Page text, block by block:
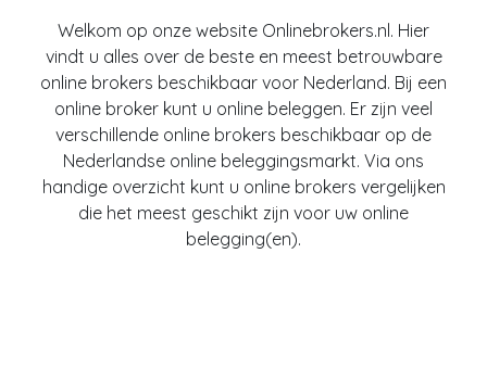
Welkom op onze website Onlinebrokers.nl. Hier
vindt u alles over de beste en meest betrouwbare
online brokers beschikbaar voor Nederland. Bij een
online broker kunt u online beleggen. Er zijn veel
verschillende online brokers beschikbaar op de
Nederlandse online beleggingsmarkt. Via ons
handige overzicht kunt u online brokers vergelijken
die het meest geschikt zijn voor uw online
belegging(en).